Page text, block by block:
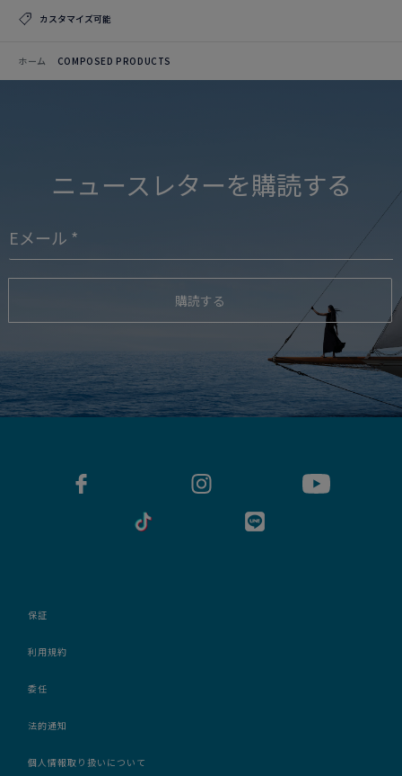
カスタマイズ可能
ホーム COMPOSED PRODUCTS
ニュースレターを購読する
購読する
保証
利用規約
委任
法的通知
個人情報取り扱いについて